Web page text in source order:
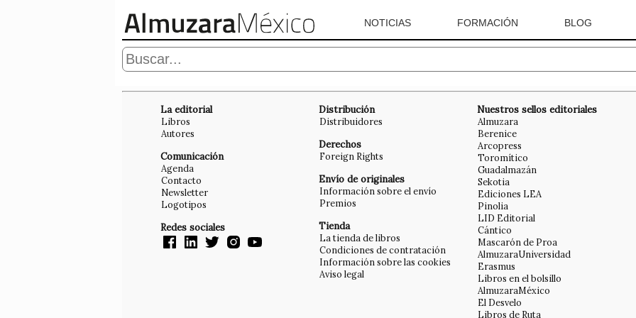
NOTICIAS FORMACIÓN BLOG
La editorial
Libros
Autores
Comunicación
Agenda
Contacto
Newsletter
Logotipos
Redes sociales
Distribución
Distribuidores
Derechos
Foreign Rights
Envío de originales
Información sobre el envío
Premios
Tienda
La tienda de libros
Condiciones de contratación
Información sobre las cookies
Aviso legal
Nuestros sellos editoriales
Almuzara
Berenice
Arcopress
Toromítico
Guadalmazán
Sekotia
Ediciones LEA
Pinolia
LID Editorial
Cántico
Mascarón de Proa
AlmuzaraUniversidad
Erasmus
Libros en el bolsillo
AlmuzaraMéxico
El Desvelo
Libros de Ruta